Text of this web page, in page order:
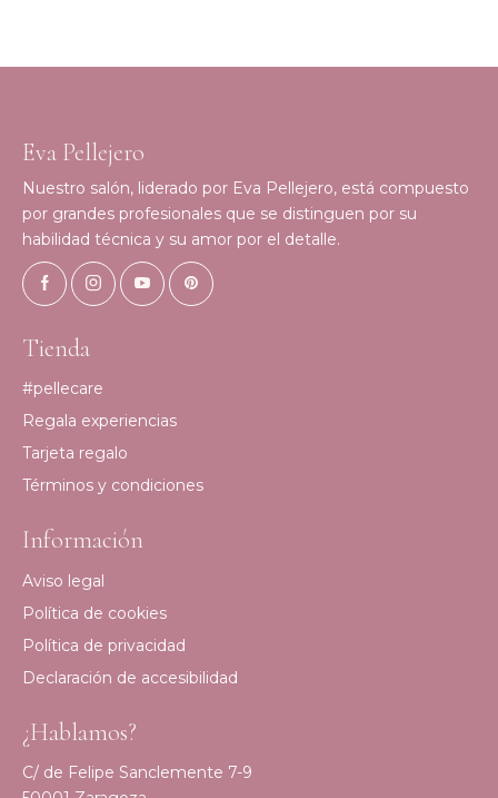
Eva Pellejero
Nuestro salón, liderado por Eva Pellejero, está compuesto
por grandes profesionales que se distinguen por su
habilidad técnica y su amor por el detalle.
Tienda
#pellecare
Regala experiencias
Tarjeta regalo
Términos y condiciones
Información
Aviso legal
Política de cookies
Política de privacidad
Declaración de accesibilidad
¿Hablamos?
C/ de Felipe Sanclemente 7-9